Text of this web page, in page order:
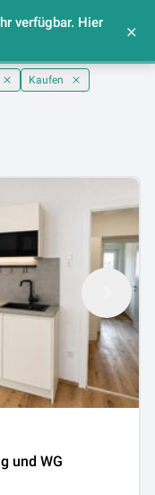
-
Kaufen
und WG
verfügbar. Hier
×